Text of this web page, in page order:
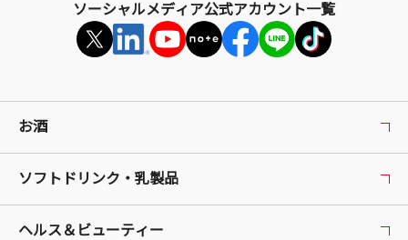
ソーシャルメディア公式アカウント一覧
お酒
ソフトドリンク・乳製品
ヘルス＆ビューティー